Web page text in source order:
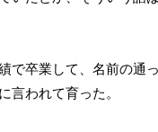
で卒業して、名前の通
言われて育った。